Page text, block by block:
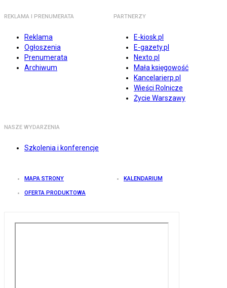
REKLAMA I PRENUMERATA
Reklama
Ogłoszenia
Prenumerata
Archiwum
PARTNERZY
E-kiosk.pl
E-gazety.pl
Nexto.pl
Mała księgowość
Kancelarierp.pl
Wieści Rolnicze
Życie Warszawy
NASZE WYDARZENIA
Szkolenia i konferencje
MAPA STRONY KALENDARIUM
OFERTA PRODUKTOWA